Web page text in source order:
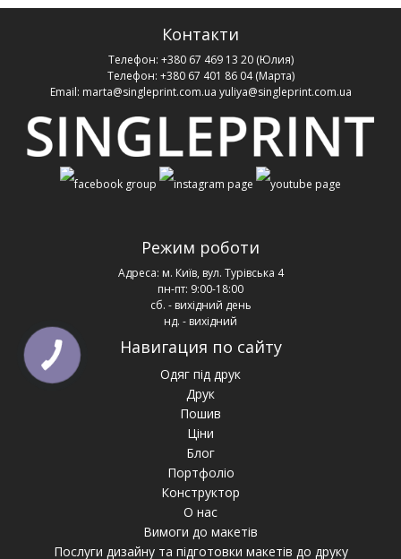
Контакти
Телефон: +380 67 469 13 20(Юлия)
Телефон: +380 67 401 86 04(Марта)
Email: marta@singleprint.com.ua yuliya@singleprint.com.ua
Режим роботи
Адреса: м. Київ, вул. Турівська 4
пн-пт: 9:00-18:00
сб. - вихідний день
нд. - вихідний
Навигация по сайту
Одяг під друк
Друк
Пошив
Ціни
Блог
Портфоліо
Конструктор
О нас
Вимоги до макетів
Послуги дизайну та підготовки макетів до друку